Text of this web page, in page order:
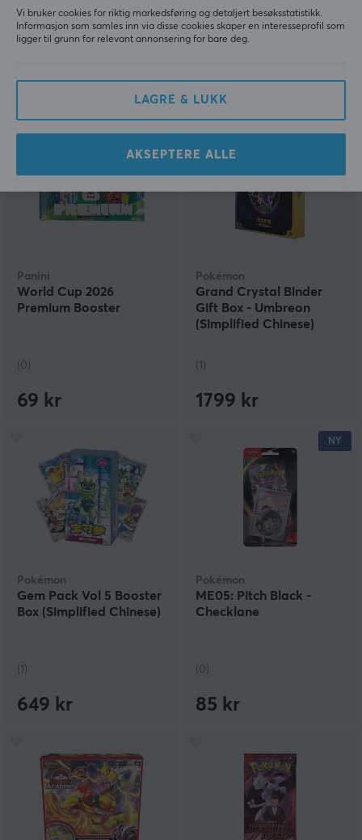
799 kr
Panini
World Cup 2026
Premium Booster
(0)
69 kr
Pokémon
Grand Crystal Binder
Gift Box - Umbreon
(Simplified Chinese)
(1)
1799 kr
Pokémon
Gem Pack Vol 5 Booster
Box (Simplified Chinese)
(1)
649 kr
NY
Pokémon
ME05: Pitch Black -
Checklane
(0)
85 kr
Vi bruker cookies for riktig markedsføring og detaljert besøksstatistikk.
Informasjon som samles inn via disse cookies skaper en interesseprofil som
ligger til grunn for relevant annonsering for bare deg.
LAGRE & LUKK
AKSEPTERE ALLE